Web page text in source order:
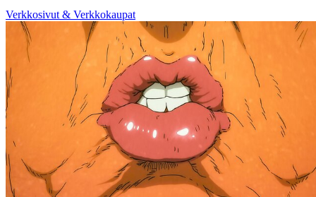
Verkkosivut & Verkkokaupat